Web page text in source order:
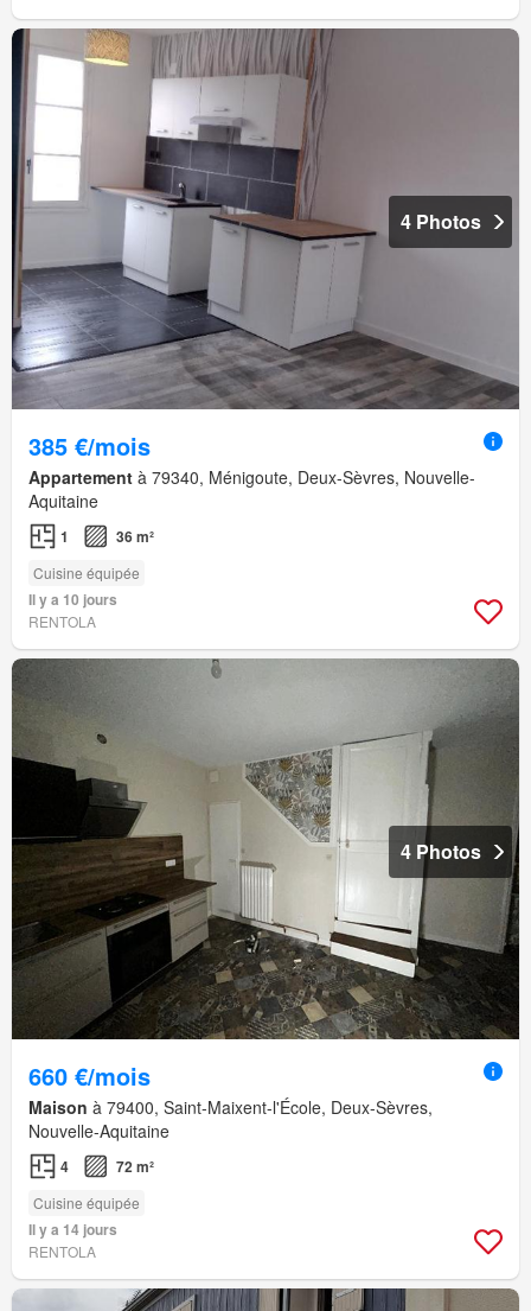
4 Photos
385 €/mois
Appartement à 79340, Ménigoute, Deux-Sèvres, Nouvelle-
Aquitaine
1 36 m²
Cuisine équipée
Il y a 10 jours
RENTOLA
4 Photos
660 €/mois
Maison à 79400, Saint-Maixent-l'École, Deux-Sèvres,
Nouvelle-Aquitaine
4 72 m²
Cuisine équipée
Il y a 14 jours
RENTOLA